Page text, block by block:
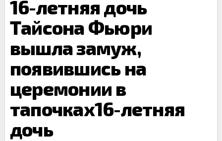
16-летняя дочь
Тайсона Фьюри
вышла замуж,
появившись на
церемонии в
тапочках16-летняя
дочь